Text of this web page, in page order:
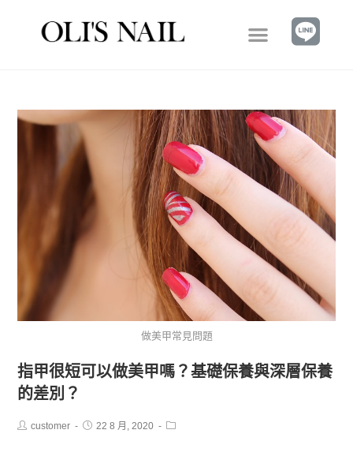
做美甲常見問題
指甲很短可以做美甲嗎？基礎保養與深層保養
的差別？
customer 22 8 月, 2020